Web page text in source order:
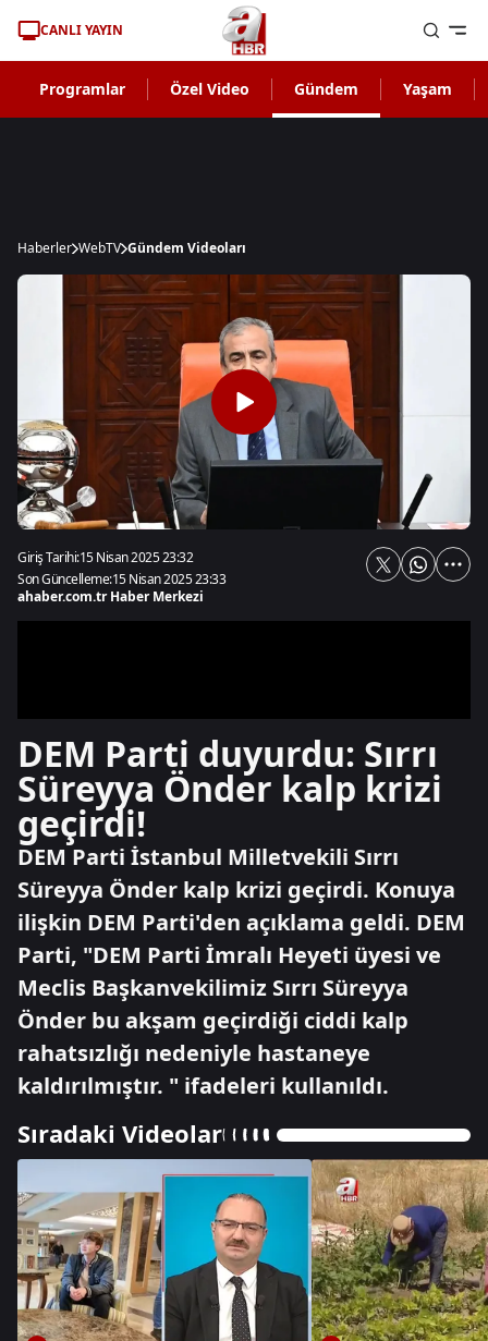
CANLI YAYIN
Programlar Özel Video Gündem Yaşam
Haberler WebTV Gündem Videoları
Giriş Tarihi:15 Nisan 2025 23:32
Son Güncelleme:15 Nisan 2025 23:33
ahaber.com.tr Haber Merkezi
DEM Parti duyurdu: Sırrı
Süreyya Önder kalp krizi
geçirdi!
DEM Parti İstanbul Milletvekili Sırrı
Süreyya Önder kalp krizi geçirdi. Konuya
ilişkin DEM Parti'den açıklama geldi. DEM
Parti, "DEM Parti İmralı Heyeti üyesi ve
Meclis Başkanvekilimiz Sırrı Süreyya
Önder bu akşam geçirdiği ciddi kalp
rahatsızlığı nedeniyle hastaneye
kaldırılmıştır. " ifadeleri kullanıldı.
Sıradaki Videolar